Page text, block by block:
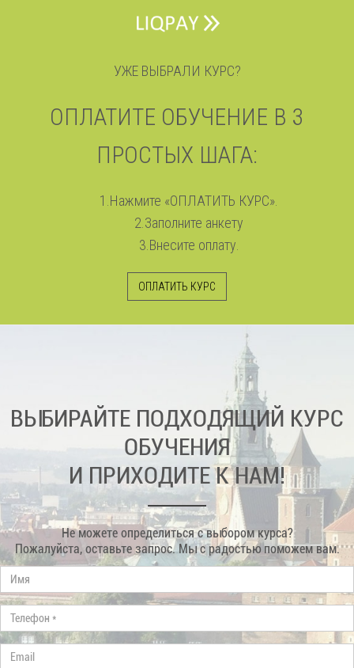
УЖЕ ВЫБРАЛИ КУРС?
ОПЛАТИТЕ ОБУЧЕНИЕ В 3
ПРОСТЫХ ШАГА:
1.Нажмите «ОПЛАТИТЬ КУРС».
2.Заполните анкету
3.Внесите оплату.
ОПЛАТИТЬ КУРС
ВЫБИРАЙТЕ ПОДХОДЯЩИЙ КУРС
ОБУЧЕНИЯ
И ПРИХОДИТЕ К НАМ!
Не можете определиться с выбором курса?
Пожалуйста, оставьте запрос. Мы с радостью поможем вам.